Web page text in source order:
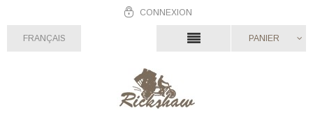
CONNEXION
FRANÇAIS PANIER